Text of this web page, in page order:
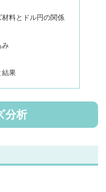
料とドル円の関係
み
結果
分析